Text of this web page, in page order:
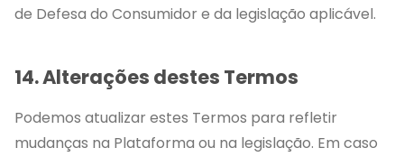
de Defesa do Consumidor e da legislação aplicável.
14. Alterações destes Termos
Podemos atualizar estes Termos para refletir
mudanças na Plataforma ou na legislação. Em caso